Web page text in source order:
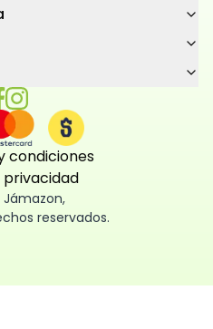
condiciones
privacidad
Jámazon,
reservados.